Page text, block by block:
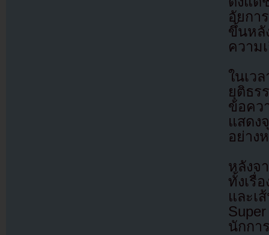
อัยกา
ขึ้นหลั
ความ
ในเ
ยุติธ
ข้อคว
แสดง
อย่าง
หลังจ
ทั้งเรื่
และเ
นักกา